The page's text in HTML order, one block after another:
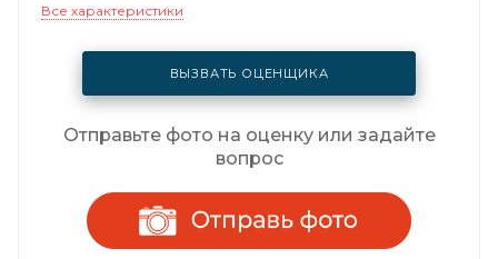
Все характеристики
ВЫЗВАТЬ ОЦЕНЩИКА
Отправьте фото на оценку или задайте
вопрос